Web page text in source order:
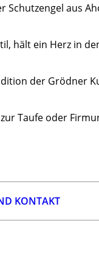
aus
hält ein Herz in
der Grödner
Taufe oder
KONTAKT